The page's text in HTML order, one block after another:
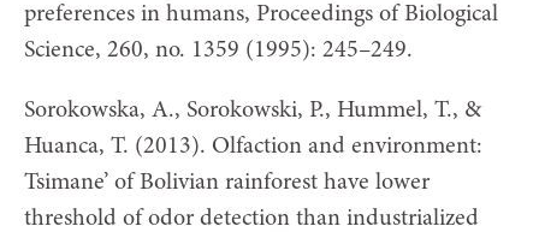
preferences in humans, Proceedings of Biological
Science, 260, no. 1359 (1995): 245–249.
Sorokowska, A., Sorokowski, P., Hummel, T., &
Huanca, T. (2013). Olfaction and environment:
Tsimane’ of Bolivian rainforest have lower
threshold of odor detection than industrialized